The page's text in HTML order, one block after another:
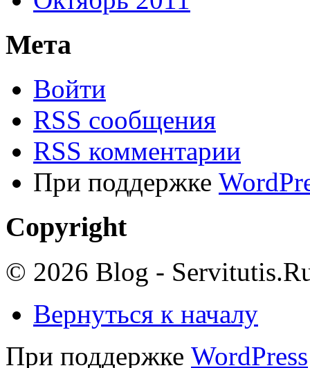
Мета
Войти
RSS сообщения
RSS комментарии
При поддержке
Copyright
© 2026 Blog -
Вернуться к началу
При поддержке WordPress